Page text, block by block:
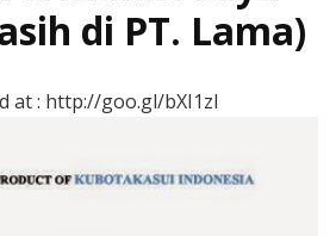
di PT. Lama)
at : http://goo.gl/bXI1zI